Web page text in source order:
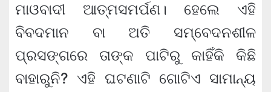
ମାଓବାଦୀ ଆତ୍ମସମର୍ପଣ। ହେଲେ ଏହି
ବିବଦମାନ ବା ଅତି ସମ୍ବେଦନଶୀଳ
ପ୍ରସଙ୍ଗରେ ତାଙ୍କ ପାଟିରୁ କାହିଁକି କିଛି
ବାହାରୁନି? ଏହି ଘଟଣାଟି ଗୋଟିଏ ସାମାନ୍ୟ